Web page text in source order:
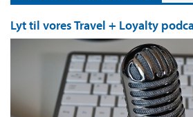
Lyt til vores Travel + Loyalty